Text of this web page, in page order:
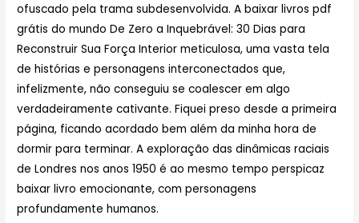
ofuscado pela trama subdesenvolvida. A baixar livros pdf
grátis do mundo De Zero a Inquebrável: 30 Dias para
Reconstruir Sua Força Interior meticulosa, uma vasta tela
de histórias e personagens interconectados que,
infelizmente, não conseguiu se coalescer em algo
verdadeiramente cativante. Fiquei preso desde a primeira
página, ficando acordado bem além da minha hora de
dormir para terminar. A exploração das dinâmicas raciais
de Londres nos anos 1950 é ao mesmo tempo perspicaz
baixar livro emocionante, com personagens
profundamente humanos.